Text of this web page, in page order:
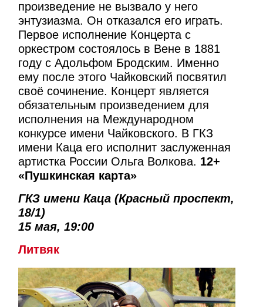
произведение не вызвало у него
энтузиазма. Он отказался его играть.
Первое исполнение Концерта с
оркестром состоялось в Вене в 1881
году с Адольфом Бродским. Именно
ему после этого Чайковский посвятил
своё сочинение. Концерт является
обязательным произведением для
исполнения на Международном
конкурсе имени Чайковского. В ГКЗ
имени Каца его исполнит заслуженная
артистка России Ольга Волкова. 12+
«Пушкинская карта»
ГКЗ имени Каца (Красный проспект,
18/1)
15 мая, 19:00
Литвяк